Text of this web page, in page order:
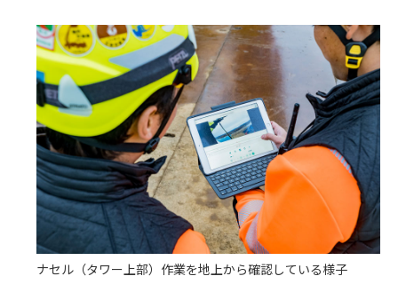
ナセル（タワー上部）作業を地上から確認している様子